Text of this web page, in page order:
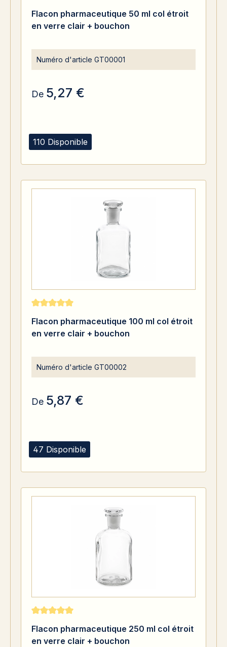
110 Disponible
Note moyenne de 5 sur 5 étoiles
Flacon pharmaceutique 50 ml col étroit
en verre clair + bouchon
Numéro d'article GT00001
De 5,27 €
47 Disponible
Note moyenne de 5 sur 5 étoiles
Flacon pharmaceutique 100 ml col étroit
en verre clair + bouchon
Numéro d'article GT00002
De 5,87 €
Note moyenne de 5 sur 5 étoiles
Flacon pharmaceutique 250 ml col étroit
en verre clair + bouchon